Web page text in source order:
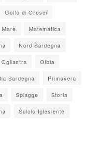
Golfo di Orosei
Mare Matematica
Nord Sardegna
Ogliastra Olbia
Sardegna Primavera
Spiagge Storia
Sulcis Iglesiente